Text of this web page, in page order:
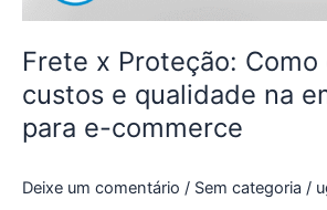
Frete x Proteção:
custos e qualidade na
para e-commerce
Deixe um comentário / Sem categoria /
embalagem
para
commerce